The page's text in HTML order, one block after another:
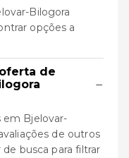
Bilogora
opções a
de
−
em Bjelovar-
de outros
busca para filtrar